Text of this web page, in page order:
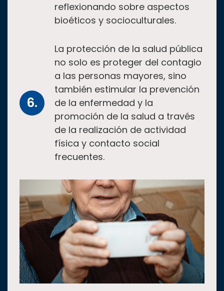
reflexionando sobre aspectos
bioéticos y socioculturales.
La protección de la salud pública
no solo es proteger del contagio
a las personas mayores, sino
también estimular la prevención
de la enfermedad y la
promoción de la salud a través
de la realización de actividad
física y contacto social
frecuentes.